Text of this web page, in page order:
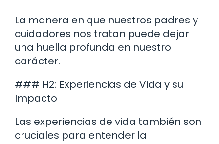
La manera en que nuestros padres y
cuidadores nos tratan puede dejar
una huella profunda en nuestro
carácter.
### H2: Experiencias de Vida y su
Impacto
Las experiencias de vida también son
cruciales para entender la